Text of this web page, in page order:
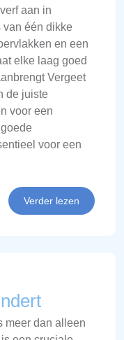
aan in
van één dikke
en een
elke laag goed
Vergeet
de juiste
voor een
voor een
Verder lezen
meer dan alleen